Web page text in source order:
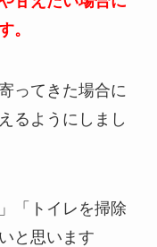
。
ってきた場合に
るようにしまし
「トイレを掃除
と思います